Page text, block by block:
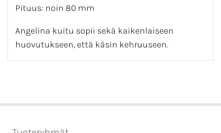
Pituus: noin 80 mm
Angelina kuitu sopii sekä kaikenlaiseen
huovutukseen, että käsin kehruuseen.